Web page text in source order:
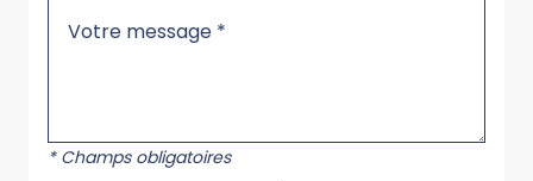
* Champs obligatoires